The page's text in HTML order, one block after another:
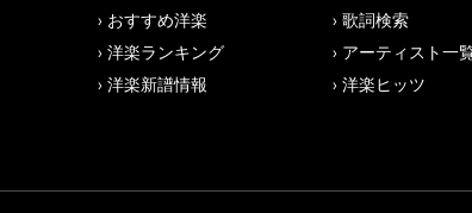
おすすめ洋楽
洋楽ランキング
洋楽新譜情報
歌詞検索
アーティスト一
洋楽ヒッツ